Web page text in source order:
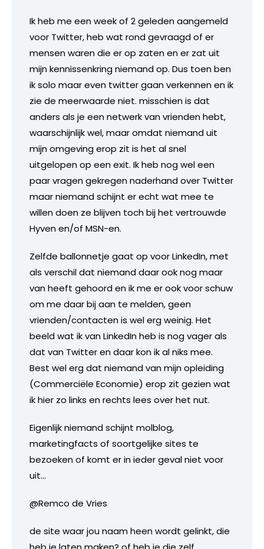
Ik heb me een week of 2 geleden aangemeld
voor Twitter, heb wat rond gevraagd of er
mensen waren die er op zaten en er zat uit
mijn kennissenkring niemand op. Dus toen ben
ik solo maar even twitter gaan verkennen en ik
zie de meerwaarde niet. misschien is dat
anders als je een netwerk van vrienden hebt,
waarschijnlijk wel, maar omdat niemand uit
mijn omgeving erop zit is het al snel
uitgelopen op een exit. Ik heb nog wel een
paar vragen gekregen naderhand over Twitter
maar niemand schijnt er echt wat mee te
willen doen ze blijven toch bij het vertrouwde
Hyven en/of MSN-en.
Zelfde ballonnetje gaat op voor LinkedIn, met
als verschil dat niemand daar ook nog maar
van heeft gehoord en ik me er ook voor schuw
om me daar bij aan te melden, geen
vrienden/contacten is wel erg weinig. Het
beeld wat ik van LinkedIn heb is nog vager als
dat van Twitter en daar kon ik al niks mee.
Best wel erg dat niemand van mijn opleiding
(Commerciële Economie) erop zit gezien wat
ik hier zo links en rechts lees over het nut.
Eigenlijk niemand schijnt molblog,
marketingfacts of soortgelijke sites te
bezoeken of komt er in ieder geval niet voor
uit…
@Remco de Vries
de site waar jou naam heen wordt gelinkt, die